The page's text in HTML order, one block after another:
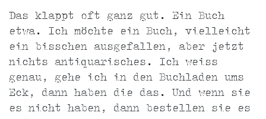
Das klappt oft ganz gut. Ein Buch
etwa. Ich möchte ein Buch, vielleicht
ein bisschen ausgefallen, aber jetzt
nichts antiquarisches. Ich weiss
genau, gehe ich in den Buchladen ums
Eck, dann haben die das. Und wenn sie
es nicht haben, dann bestellen sie es